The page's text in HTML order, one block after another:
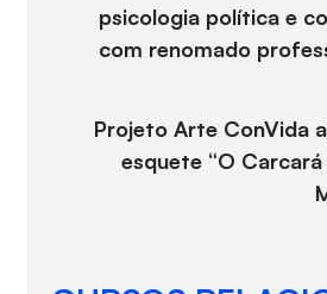
psicologia política e
com renomado
Projeto Arte ConVida
esquete “O